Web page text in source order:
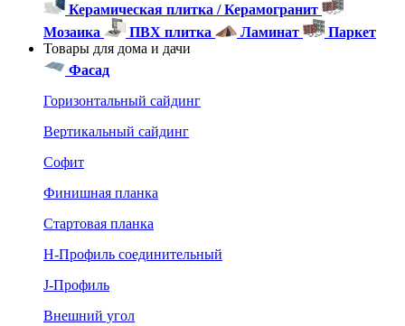
Керамическая плитка / Керамогранит
Мозаика
ПВХ плитка Ламинат
Паркет
Товары для дома и дачи
Фасад
Горизонтальный сайдинг
Вертикальный сайдинг
Софит
Финишная планка
Стартовая планка
Н-Профиль соединительный
J-Профиль
Внешний угол